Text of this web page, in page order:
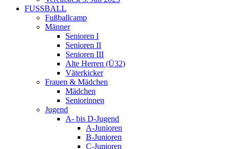
FUSSBALL
Fußballcamp
Männer
Senioren I
Senioren II
Senioren III
Alte Herren (Ü32)
Väterkicker
Frauen & Mädchen
Mädchen
Seniorinnen
Jugend
A- bis D-Jugend
A-Junioren
B-Junioren
C-Junioren